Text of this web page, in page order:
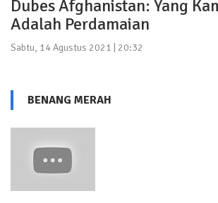
Dubes Afghanistan: Yang
Adalah Perdamaian
Sabtu, 14 Agustus 2021 | 20:32
BENANG MERAH